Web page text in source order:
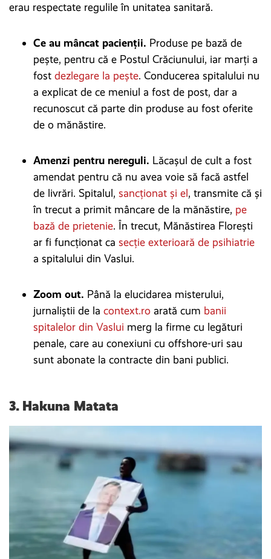
erau respectate regulile în unitatea sanitară.
Ce au mâncat pacienții. Produse pe bază de
pește, pentru că e Postul Crăciunului, iar marți a
fost dezlegare la pește. Conducerea spitalului nu
a explicat de ce meniul a fost de post, dar a
recunoscut că parte din produse au fost oferite
de o mănăstire.
Amenzi pentru nereguli. Lăcașul de cult a fost
amendat pentru că nu avea voie să facă astfel
de livrări. Spitalul, sancționat și el, transmite că și
în trecut a primit mâncare de la mănăstire, pe
bază de prietenie. În trecut, Mănăstirea Florești
ar fi funcționat ca secție exterioară de psihiatrie
a spitalului din Vaslui.
Zoom out. Până la elucidarea misterului,
jurnaliștii de la context.ro arată cum banii
spitalelor din Vaslui merg la firme cu legături
penale, care au conexiuni cu offshore-uri sau
sunt abonate la contracte din bani publici.
3. Hakuna Matata